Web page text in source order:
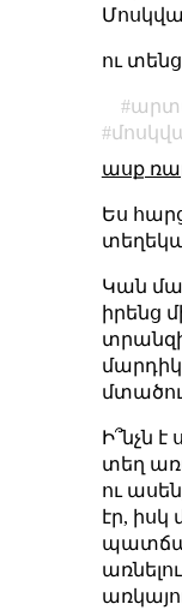
ու
ասք
Ես
Կան
իրենց
մարդիկ,
Ի՞նչն
տեղ
ու
էր, իսկ